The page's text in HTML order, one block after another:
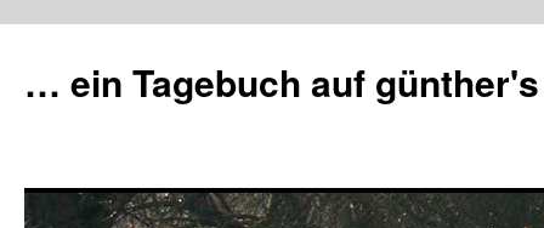
springen
… ein Tagebuch auf